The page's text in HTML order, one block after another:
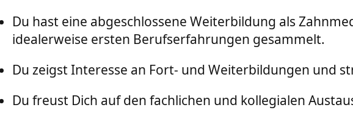
Du hast eine abgeschlossene Weiterbildung als
idealerweise ersten Berufserfahrungen gesammelt.
Du zeigst Interesse an Fort- und Weiterbildungen und
Du freust Dich auf den fachlichen und kollegialen